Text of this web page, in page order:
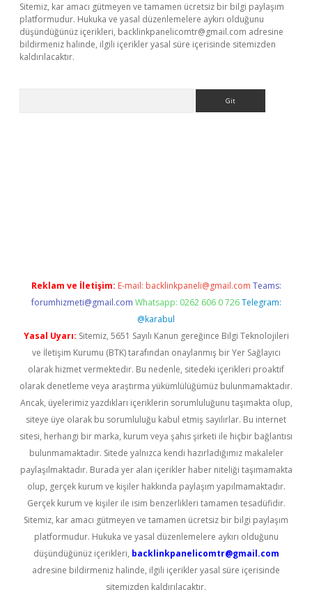
Sitemiz, kar amacı gütmeyen ve tamamen ücretsiz bir bilgi paylaşım
platformudur. Hukuka ve yasal düzenlemelere aykırı olduğunu
düşündüğünüz içerikleri, backlinkpanelicomtr@gmail.com adresine
bildirmeniz halinde, ilgili içerikler yasal süre içerisinde sitemizden
kaldırılacaktır.
Reklam ve İletişim: E-mail: backlinkpaneli@gmail.com Teams:
forumhizmeti@gmail.com Whatsapp: 0262 606 0 726 Telegram:
@karabul
Yasal Uyarı: Sitemiz, 5651 Sayılı Kanun gereğince Bilgi Teknolojileri
ve İletişim Kurumu (BTK) tarafından onaylanmış bir Yer Sağlayıcı
olarak hizmet vermektedir. Bu nedenle, sitedeki içerikleri proaktif
olarak denetleme veya araştırma yükümlülüğümüz bulunmamaktadır.
Ancak, üyelerimiz yazdıkları içeriklerin sorumluluğunu taşımakta olup,
siteye üye olarak bu sorumluluğu kabul etmiş sayılırlar. Bu internet
sitesi, herhangi bir marka, kurum veya şahıs şirketi ile hiçbir bağlantısı
bulunmamaktadır. Sitede yalnızca kendi hazırladığımız makaleler
paylaşılmaktadır. Burada yer alan içerikler haber niteliği taşımamakta
olup, gerçek kurum ve kişiler hakkında paylaşım yapılmamaktadır.
Gerçek kurum ve kişiler ile isim benzerlikleri tamamen tesadüfidir.
Sitemiz, kar amacı gütmeyen ve tamamen ücretsiz bir bilgi paylaşım
platformudur. Hukuka ve yasal düzenlemelere aykırı olduğunu
düşündüğünüz içerikleri, backlinkpanelicomtr@gmail.com
adresine bildirmeniz halinde, ilgili içerikler yasal süre içerisinde
sitemizden kaldırılacaktır.